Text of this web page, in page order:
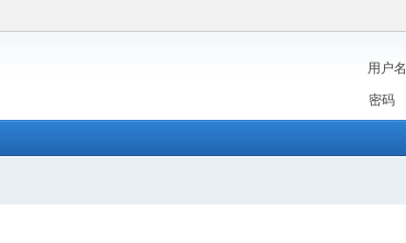
用户名
密码